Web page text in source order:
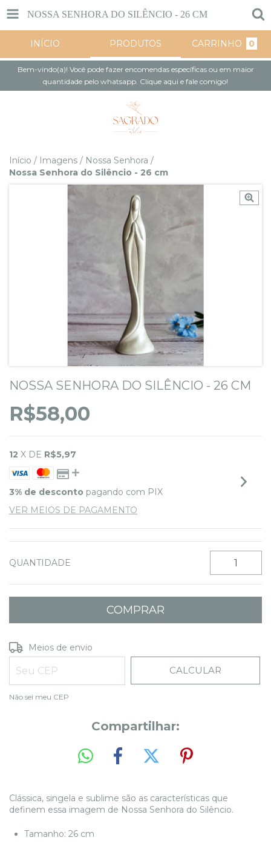
NOSSA SENHORA DO SILÊNCIO - 26 CM
INÍCIO PRODUTOS CARRINHO 0
Bem-vindo(a)! Você pode fazer encomendas específicas ou em maior
quantidade pelo whatsapp. Clique aqui e fale comigo!
Início / Imagens / Nossa Senhora /
Nossa Senhora do Silêncio - 26 cm
NOSSA SENHORA DO SILÊNCIO - 26 CM
R$58,00
12 X DE R$5,97
3% de desconto pagando com PIX
VER MEIOS DE PAGAMENTO
QUANTIDADE
Entregas para o CEP:
Meios de envio
CALCULAR
Não sei meu CEP
Compartilhar:
Clássica, singela e sublime são as características que
definem essa imagem de Nossa Senhora do Silêncio.
Tamanho: 26 cm